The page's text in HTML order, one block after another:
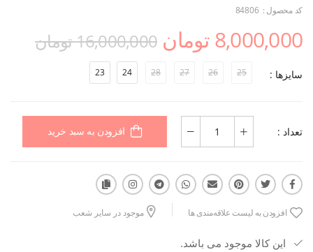
کد محصول : 84806
8,000,000 تومان 16,000,000 تومان
سایزها : 25
26
27
28
24
23
تعداد : افزودن به سبد خرید
افزودن به لیست علاقه‌مندی ها موجود در سایر شعب
این کالا موجود می باشد.